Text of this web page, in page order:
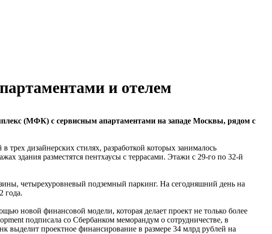
и отелем
(МФК) с сервисным апартаментами на западе Москвы, рядом с
дизайнерских стилях, разработкой которых занималось
здания разместятся пентхаусы с террасами. Этажи с 29-го по 32-й
четырехуровневый подземный паркинг. На сегодняшний день на
года.
новой финансовой модели, которая делает проект не только более
подписала со Сбербанком меморандум о сотрудничестве, в
выделит проектное финансирование в размере 34 млрд рублей на